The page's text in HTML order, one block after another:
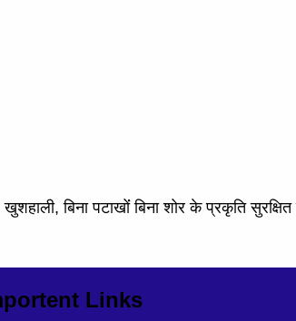
बिना पटाखोंं बिना शोर के प्रकृति
Links